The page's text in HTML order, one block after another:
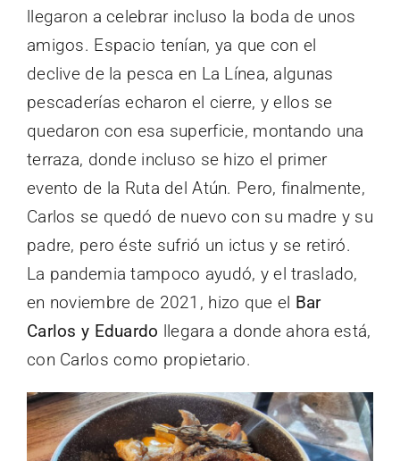
llegaron a celebrar incluso la boda de unos
amigos. Espacio tenían, ya que con el
declive de la pesca en La Línea, algunas
pescaderías echaron el cierre, y ellos se
quedaron con esa superficie, montando una
terraza, donde incluso se hizo el primer
evento de la Ruta del Atún. Pero, finalmente,
Carlos se quedó de nuevo con su madre y su
padre, pero éste sufrió un ictus y se retiró.
La pandemia tampoco ayudó, y el traslado,
en noviembre de 2021, hizo que el Bar
Carlos y Eduardo llegara a donde ahora está,
con Carlos como propietario.